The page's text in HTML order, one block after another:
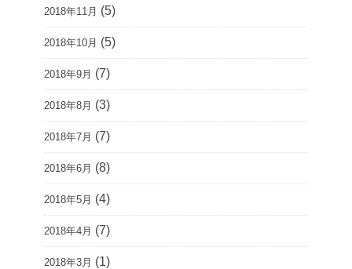
2018年11月 (5)
2018年10月 (5)
2018年9月 (7)
2018年8月 (3)
2018年7月 (7)
2018年6月 (8)
2018年5月 (4)
2018年4月 (7)
2018年3月 (1)